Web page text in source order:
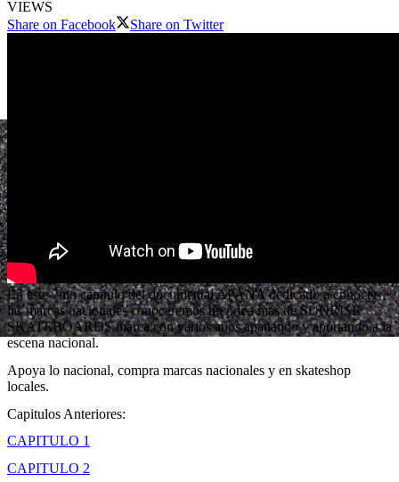
VIEWS
Share on Facebook
Share on Twitter
En este 7mo capitulo del documental APAÑA dedicado a conocer
las marcas nacionales conoceremos un poco mas de SUNRISE
SKATEBOARDS marca con varios años apañando y aportando a la
escena nacional.
Apoya lo nacional, compra marcas nacionales y en skateshop
locales.
Capitulos Anteriores:
CAPITULO 1
CAPITULO 2